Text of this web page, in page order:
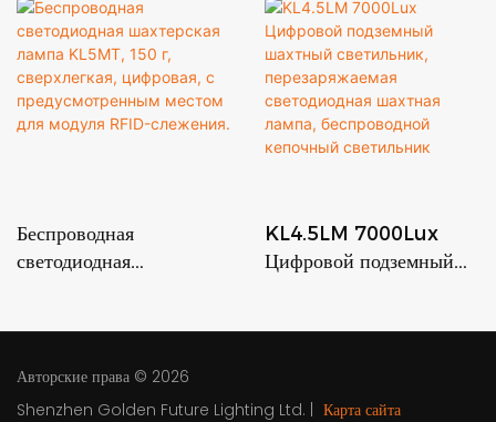
Беспроводная
светодиодная
предусмотренным
местом для модуля
KL4.5LM 7000Lux
Цифровой подземный
кепочный светильник
Авторские права © 2026
Shenzhen Golden Future Lighting Ltd.
Карта сайта